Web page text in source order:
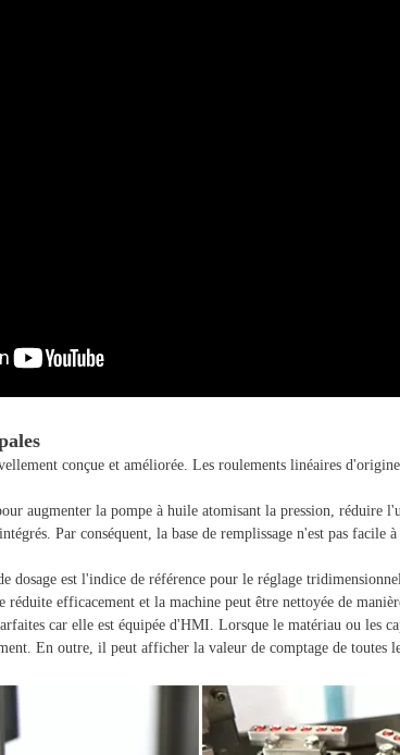
conçue et améliorée. Les roulements linéaires
augmenter la pompe à huile atomisant la pression, réduire
Par conséquent, la base de remplissage n'est pas facile
dosage est l'indice de référence pour le réglage
réduite efficacement et la machine peut être nettoyée de
car elle est équipée d'HMI. Lorsque le matériau ou les
En outre, il peut afficher la valeur de comptage de toutes